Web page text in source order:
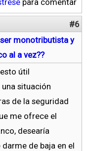
#6
ser monotributista y
al a vez??
útil
situación
de la seguridad
me ofrece el
desearía
de baja en el